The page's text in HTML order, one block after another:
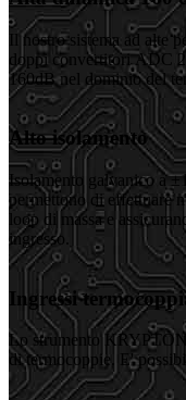
Il nostro sistema ad alte
doppi convertitori ADC
160dB nel dominio del
Alto isolamento
Isolamento galvanico a
permettono di effettuare
loop di massa e
ingresso.
Ingressi
Lo strumento
di termocoppie. E'